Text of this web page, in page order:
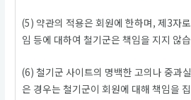
(5) 약관의 적용은 회원에 한하며, 제3자
임 등에 대하여 철기군은 책임을 지지 않
(6) 철기군 사이트의 명백한 고의나 중과
은 경우는 철기군이 회원에 대해 책임을